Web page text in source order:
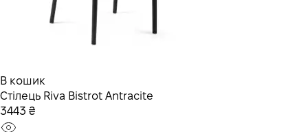
В кошик
Стілець Riva Bistrot Antracite
3443 ₴